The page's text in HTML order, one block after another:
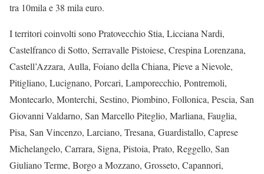
tra 10mila e 38 mila euro.
I territori coinvolti sono Pratovecchio Stia, Licciana Nardi,
Castelfranco di Sotto, Serravalle Pistoiese, Crespina Lorenzana,
Castell’Azzara, Aulla, Foiano della Chiana, Pieve a Nievole,
Pitigliano, Lucignano, Porcari, Lamporecchio, Pontremoli,
Montecarlo, Monterchi, Sestino, Piombino, Follonica, Pescia, San
Giovanni Valdarno, San Marcello Piteglio, Marliana, Fauglia,
Pisa, San Vincenzo, Larciano, Tresana, Guardistallo, Caprese
Michelangelo, Carrara, Signa, Pistoia, Prato, Reggello, San
Giuliano Terme, Borgo a Mozzano, Grosseto, Capannori,